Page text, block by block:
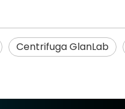
Centrifuga GlanLab